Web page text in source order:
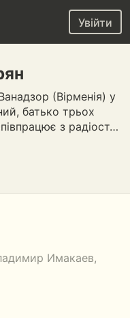
Увійти
(Вірменія) у
батько трьох
з радіост…
Имакаев,